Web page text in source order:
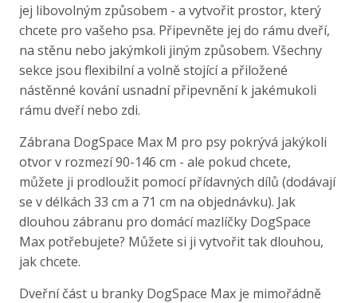
jej libovolným způsobem - a vytvořit prostor, který
chcete pro vašeho psa. Připevněte jej do rámu dveří,
na stěnu nebo jakýmkoli jiným způsobem. Všechny
sekce jsou flexibilní a volně stojící a přiložené
nástěnné kování usnadní připevnění k jakémukoli
rámu dveří nebo zdi.
Zábrana DogSpace Max M pro psy pokrývá jakýkoli
otvor v rozmezí 90-146 cm - ale pokud chcete,
můžete ji prodloužit pomocí přídavných dílů (dodávají
se v délkách 33 cm a 71 cm na objednávku). Jak
dlouhou zábranu pro domácí mazlíčky DogSpace
Max potřebujete? Můžete si ji vytvořit tak dlouhou,
jak chcete.
Dveřní část u branky DogSpace Max je mimořádně